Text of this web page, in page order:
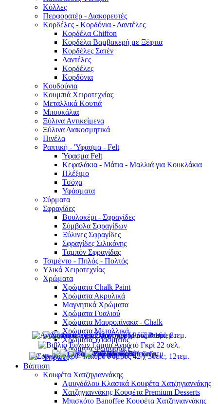
Κόλλες
Περφορατέρ - Διακορευτές
Κορδέλες - Κορδόνια - Δαντέλες
Κορδέλα Chiffon
Κορδέλα Βαμβακερή με Ξέφτια
Κορδέλες Σατέν
Δαντέλες
Κορδέλες
Κορδόνια
Κουδούνια
Κουμπιά Χειροτεχνίας
Μεταλλικά Κουτιά
Μπουκάλια
Ξύλινα Αντικείμενα
Ξύλινα Διακοσμητικά
Πινέλα
Ραπτική - 'Υφασμα - Felt
Ύφασμα Felt
Κεφαλάκια - Μάτια - Μαλλιά για Κουκλάκια
Πλέξιμο
Τσόχα
Υφάσματα
Σύρματα
Σφραγίδες
Βουλοκέρι - Σφραγίδες
Σύμβολα Σφραγίδων
Ξύλινες Σφραγίδες
Σφραγίδες Σιλικόνης
Ταμπόν Σφραγίδας
Τσιμέντο - Πηλός - Πολτός
Υλικά Χειροτεχνίας
Χρώματα
Χρώματα Chalk Paint
Χρώματα Ακρυλικά
Μαγνητικά Χρώματα
Χρώματα Γυαλιού
Χρώματα Μαυροπίνακα - Chalk
Χρώματα Μεταλλικά
Χρώματα Υφάσματος
Χρώματα Φωσφοριζέ
Ψηφίδες
Βάπτιση
Κουφέτα Χατζηγιαννάκης
Αμυγδάλου Κλασικά Κουφέτα Χατζηγιαννάκης
Χατζηγιαννάκης Κουφέτα Premium Desserts
Μπισκότο Banoffee Κουφέτα Χατζηγιαννάκης